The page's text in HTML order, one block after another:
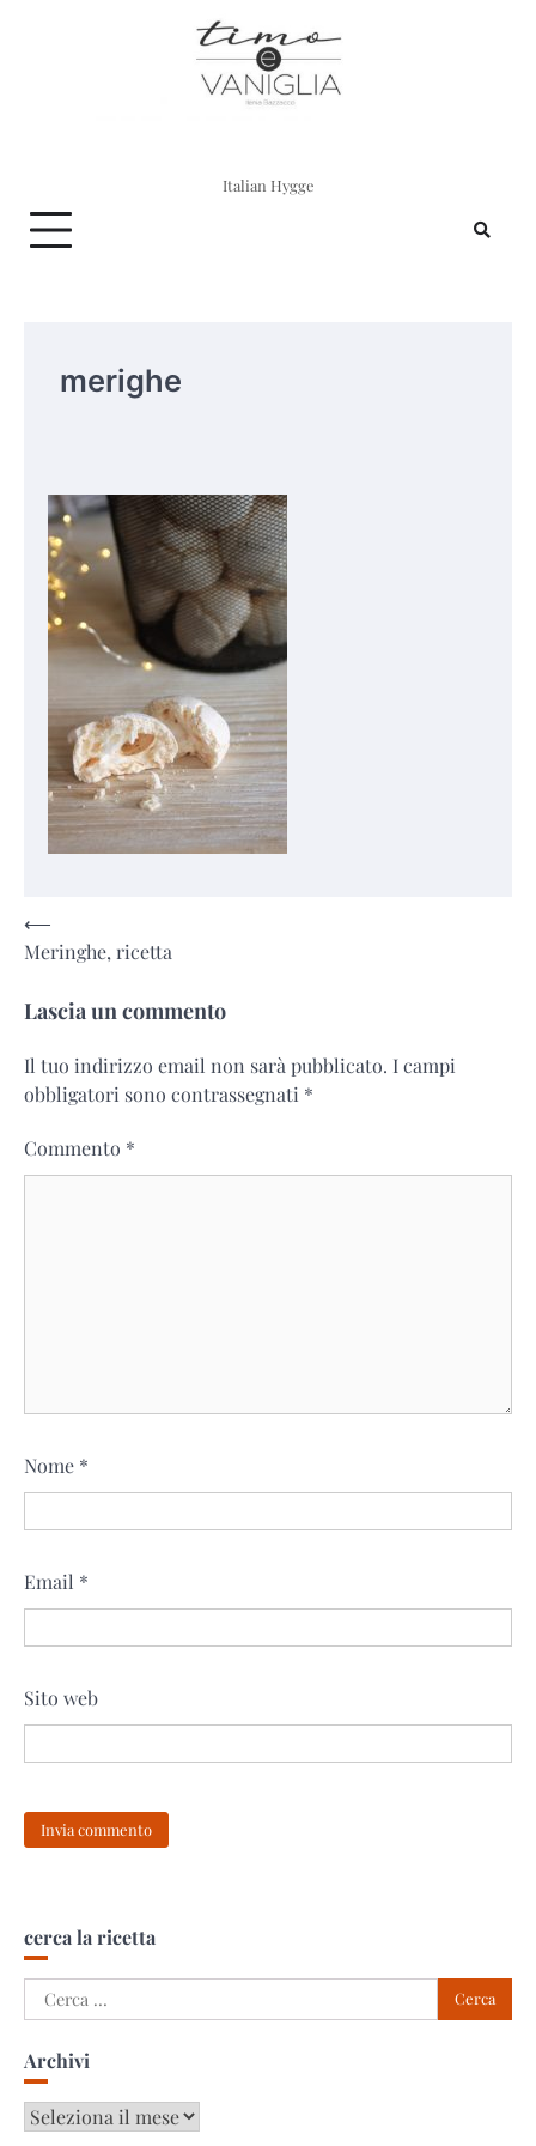
Italian Hygge
merighe
Navigazione
articoli
⟵
Meringhe, ricetta
Lascia un commento
Il tuo indirizzo email non sarà pubblicato. I campi
obbligatori sono contrassegnati *
Commento *
Nome *
Email *
Sito web
cerca la ricetta
Ricerca
per:
Archivi
Archivi